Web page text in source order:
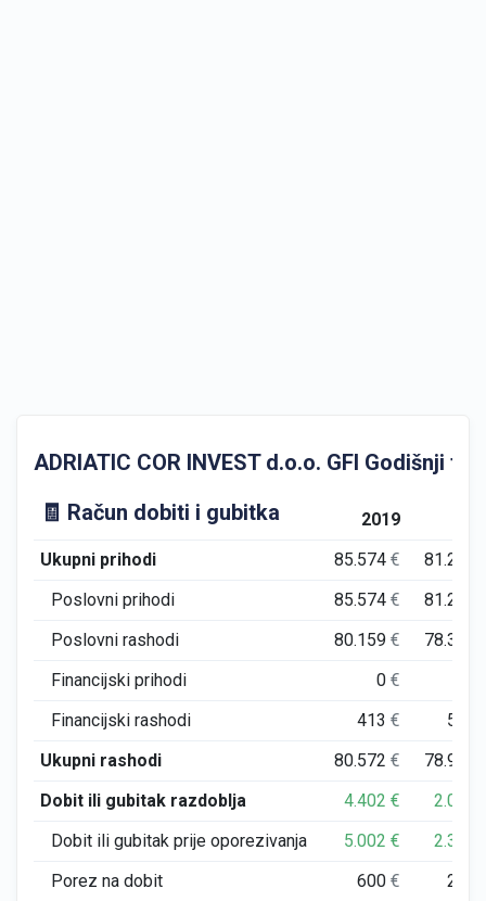
ADRIATIC COR INVEST d.o.o. GFI Godišnji
🧾 Račun dobiti i gubitka
2019
Ukupni prihodi
85.574€ 81.211
Poslovni prihodi
85.574€ 81.211
Poslovni rashodi
80.159€ 78.369
Financijski prihodi
0€
Financijski rashodi
413€ 537
Ukupni rashodi
80.572€ 78.905
Dobit ili gubitak razdoblja
4.402€ 2.029
Dobit ili gubitak prije oporezivanja
5.002€ 2.306
Porez na dobit
600€ 277